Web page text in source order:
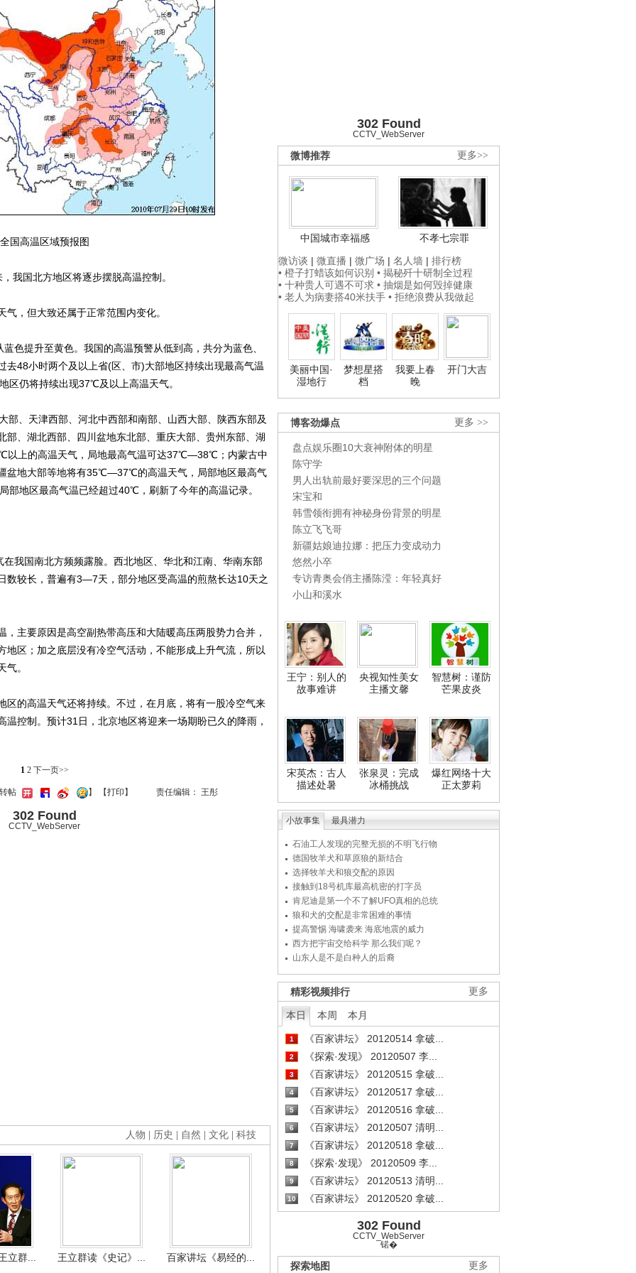
302 Found
CCTV_WebServer
更多>>
微博推荐
中国城市幸福感
不孝七宗罪
微访谈 | 微直播 | 微广场 | 名人墙 | 排行榜
• 橙子打蜡该如何识别 • 揭秘歼十研制全过程
• 十种贵人可遇不可求 • 抽烟是如何毁掉健康
• 老人为病妻搭40米扶手 • 拒绝浪费从我做起
美丽中国·
湿地行
梦想星搭
档
我要上春
晚
开门大吉
更多 >>
博客劲爆点
盘点娱乐圈10大衰神附体的明星
陈守学
男人出轨前最好要深思的三个问题
宋宝和
韩雪领衔拥有神秘身份背景的明星
陈立飞飞哥
新疆姑娘迪拉娜：把压力变成动力
悠然小卒
专访青奥会俏主播陈滢：年轻真好
小山和溪水
王宁：别人的
故事难讲
央视知性美女
主播文馨
智慧树：谨防
芒果皮炎
宋英杰：古人
描述处暑
张泉灵：完成
冰桶挑战
爆红网络十大
正太萝莉
小故事集 最具潜力
石油工人发现的完整无损的不明飞行物
德国牧羊犬和草原狼的新结合
选择牧羊犬和狼交配的原因
接触到18号机库最高机密的打字员
肯尼迪是第一个不了解UFO真相的总统
狼和犬的交配是非常困难的事情
提高警惕 海啸袭来 海底地震的威力
西方把宇宙交给科学 那么我们呢？
山东人是不是白种人的后裔
更多
精彩视频排行
本日 本周 本月
1 《百家讲坛》 20120514 拿破...
2 《探索·发现》 20120507 李...
3 《百家讲坛》 20120515 拿破...
4 《百家讲坛》 20120517 拿破...
5 《百家讲坛》 20120516 拿破...
6 《百家讲坛》 20120507 清明...
7 《百家讲坛》 20120518 拿破...
8 《探索·发现》 20120509 李...
9 《百家讲坛》 20120513 清明...
10 《百家讲坛》 20120520 拿破...
302 Found
CCTV_WebServer
锘�
更多
探索地图
全国高温区域预报图
我国北方地区将逐步摆脱高温控制。
，但大致还属于正常范围内变化。
提升至黄色。我国的高温预警从低到高，共分为蓝色、
去48小时两个及以上省(区、市)大部地区持续出现最高气温
区仍将持续出现37℃及以上高温天气。
天津西部、河北中西部和南部、山西大部、陕西东部及
部、湖北西部、四川盆地东北部、重庆大部、贵州东部、湖
以上的高温天气，局地最高气温可达37℃—38℃；内蒙古中
盆地大部等地将有35℃—37℃的高温天气，局部地区最高气
地区最高气温已经超过40℃，刷新了今年的高温记录。
国南北方频频露脸。西北地区、华北和江南、华南东部
数较长，普遍有3—7天，部分地区受高温的煎熬长达10天之
要原因是高空副热带高压和大陆暖高压两股势力合并，
地区；加之底层没有冷空气活动，不能形成上升气流，所以
。
高温天气还将持续。不过，在月底，将有一股冷空气来
控制。预计31日，北京地区将迎来一场期盼已久的降雨，
1 2 下一页>>
帖 】 【打印 】 责任编辑： 王彤
302 Found
CCTV_WebServer
人物 历史 自然 文化 科技
立群... 王立群读《史记》... 百家讲坛《易经的...